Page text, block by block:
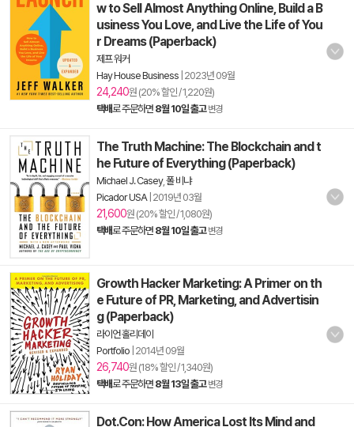
w to Sell Almost Anything Online, Build a B
usiness You Love, and Live the Life of You
r Dreams (Paperback)
제프 워커
Hay House Business 2023년 09월
24,240원 (20% 할인 / 1,220원)
택배로 주문하면 8월 10일 출고 변경
The Truth Machine: The Blockchain and t
he Future of Everything (Paperback)
Michael J. Casey, 폴 비냐
Picador USA| 2019년 03월
21,600원 (20% 할인 / 1,080원)
택배로 주문하면 8월 10일 출고 변경
Growth Hacker Marketing: A Primer on th
e Future of PR, Marketing, and Advertisin
g (Paperback)
라이언 홀리데이
Portfolio 2014년 09월
26,740원 (18% 할인 / 1,340원)
택배로 주문하면 8월 13일 출고 변경
Dot.Con: How America Lost Its Mind and